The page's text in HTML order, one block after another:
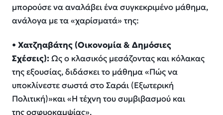
μπορούσε να αναλάβει ένα συγκεκριμένο μάθημα,
ανάλογα με τα «χαρίσματά» της:
• Χατζηαβάτης (Οικονομία & Δημόσιες
Σχέσεις):Ως ο κλασικός μεσάζοντας και κόλακας
της εξουσίας, διδάσκει το μάθημα «Πώς να
υποκλίνεστε σωστά στοΣαράι (Εξωτερική
Πολιτική)»και«Η τέχνη του συμβιβασμού και
τηςοσφυοκαμψίας».